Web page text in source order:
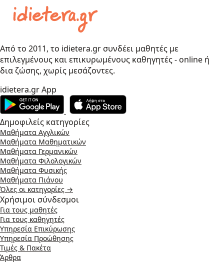
Από το 2011, το idietera.gr συνδέει μαθητές με
επιλεγμένους και επικυρωμένους καθηγητές - online ή
δια ζώσης, χωρίς μεσάζοντες.
idietera.gr App
Δημοφιλείς κατηγορίες
Μαθήματα Αγγλικών
Μαθήματα Μαθηματικών
Μαθήματα Γερμανικών
Μαθήματα Φιλολογικών
Μαθήματα Φυσικής
Μαθήματα Πιάνου
Όλες οι κατηγορίες →
Χρήσιμοι σύνδεσμοι
Για τους μαθητές
Για τους καθηγητές
Υπηρεσία Επικύρωσης
Υπηρεσία Προώθησης
Τιμές & Πακέτα
Άρθρα